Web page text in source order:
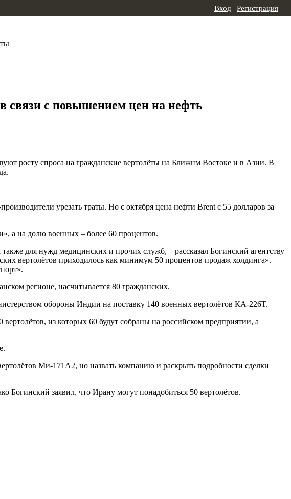
Вход | Регистрация
связи с повышением цен на нефть
росту спроса на гражданские вертолёты на Ближнм Востоке и в Азии. В
урезать траты. Но с октября цена нефти Brent с 55 долларов за
а на долю военных – более 60 процентов.
для нужд медицинских и прочих служб, – рассказал Богинский агентству
вертолётов приходилось как минимум 50 процентов продаж холдинга».
регионе, насчитывается 80 гражданских.
обороны Индии на поставку 140 военных вертолётов КА-226Т.
из которых 60 будут собраны на российском предприятии, а
Ми-171А2, но назвать компанию и раскрыть подробности сделки
Богинский заявил, что Ирану могут понадобиться 50 вертолётов.